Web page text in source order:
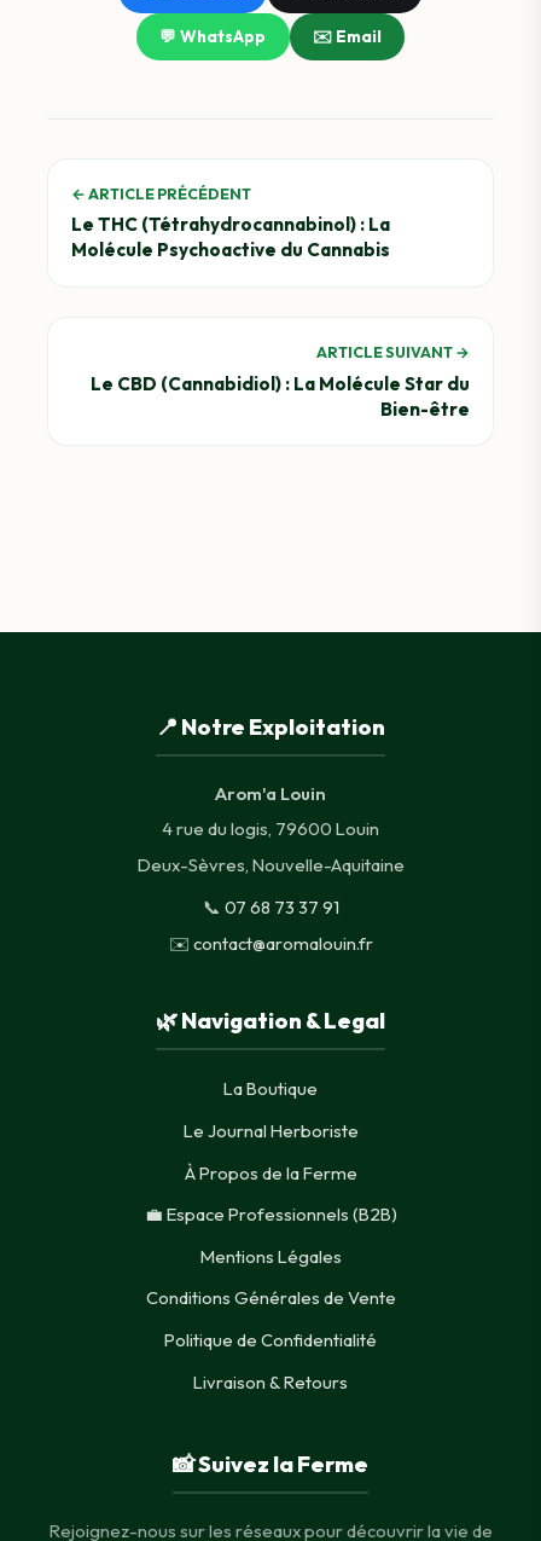
💬 WhatsApp ✉️ Email
← ARTICLE PRÉCÉDENT
Le THC (Tétrahydrocannabinol) : La
Molécule Psychoactive du Cannabis
ARTICLE SUIVANT →
Le CBD (Cannabidiol) : La Molécule Star du
Bien-être
📍 Notre Exploitation
Arom'a Louin
4 rue du logis, 79600 Louin
Deux-Sèvres, Nouvelle-Aquitaine
📞 07 68 73 37 91
✉️ contact@aromalouin.fr
🌿 Navigation & Legal
La Boutique
Le Journal Herboriste
À Propos de la Ferme
💼 Espace Professionnels (B2B)
Mentions Légales
Conditions Générales de Vente
Politique de Confidentialité
Livraison & Retours
📸 Suivez la Ferme
Rejoignez-nous sur les réseaux pour découvrir la vie de